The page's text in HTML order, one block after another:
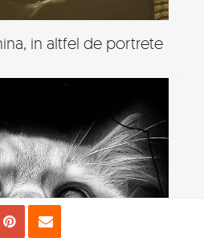
Tweet Pin
in altfel de portrete